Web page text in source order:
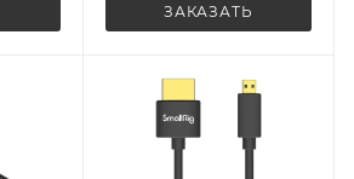
ЗАКАЗАТЬ